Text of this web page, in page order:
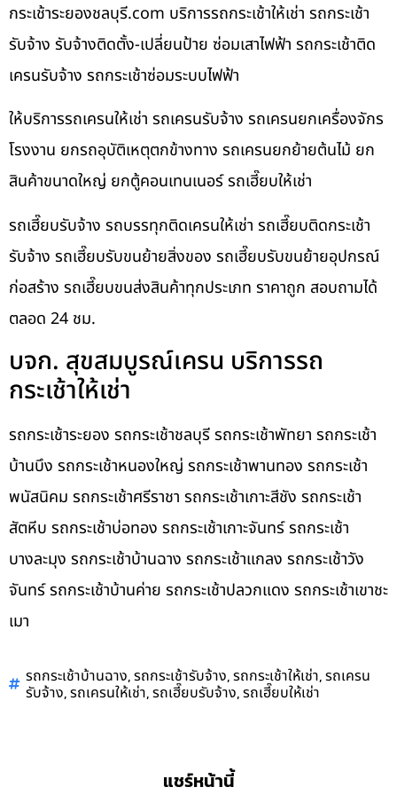
กระเช้าระยองชลบุรี.com บริการรถกระเช้าให้เช่า รถกระเช้า
รับจ้าง รับจ้างติดตั้ง-เปลี่ยนป้าย ซ่อมเสาไฟฟ้า รถกระเช้าติด
เครนรับจ้าง รถกระเช้าซ่อมระบบไฟฟ้า
ให้บริการรถเครนให้เช่า รถเครนรับจ้าง รถเครนยกเครื่องจักร
โรงงาน ยกรถอุบัติเหตุตกข้างทาง รถเครนยกย้ายต้นไม้ ยก
สินค้าขนาดใหญ่ ยกตู้คอนเทนเนอร์ รถเฮี๊ยบให้เช่า
รถเฮี๊ยบรับจ้าง รถบรรทุกติดเครนให้เช่า รถเฮี๊ยบติดกระเช้า
รับจ้าง รถเฮี๊ยบรับขนย้ายสิ่งของ รถเฮี๊ยบรับขนย้ายอุปกรณ์
ก่อสร้าง รถเฮี๊ยบขนส่งสินค้าทุกประเภท ราคาถูก สอบถามได้
ตลอด 24 ชม.
บจก. สุขสมบูรณ์เครน บริการรถ
กระเช้าให้เช่า
รถกระเช้าระยอง รถกระเช้าชลบุรี รถกระเช้าพัทยา รถกระเช้า
บ้านบึง รถกระเช้าหนองใหญ่ รถกระเช้าพานทอง รถกระเช้า
พนัสนิคม รถกระเช้าศรีราชา รถกระเช้าเกาะสีชัง รถกระเช้า
สัตหีบ รถกระเช้าบ่อทอง รถกระเช้าเกาะจันทร์ รถกระเช้า
บางละมุง รถกระเช้าบ้านฉาง รถกระเช้าแกลง รถกระเช้าวัง
จันทร์ รถกระเช้าบ้านค่าย รถกระเช้าปลวกแดง รถกระเช้าเขาชะ
เมา
รถกระเช้าบ้านฉาง,รถกระเช้ารับจ้าง,รถกระเช้าให้เช่า,รถเครน
รับจ้าง,รถเครนให้เช่า,รถเฮี๊ยบรับจ้าง,รถเฮี๊ยบให้เช่า
แชร์หน้านี้